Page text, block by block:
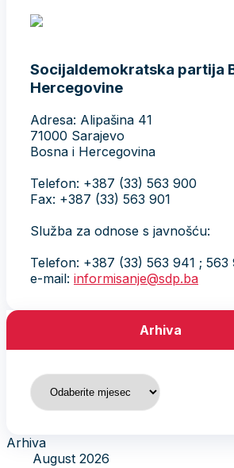
Socijaldemokratska partija
Hercegovine
Adresa: Alipašina 41
71000 Sarajevo
Bosna i Hercegovina
Telefon: +387 (33) 563 900
Fax: +387 (33) 563 901
Služba za odnose s javnošću:
Telefon: +387 (33) 563 941 ; 563
e-mail: informisanje@sdp.ba
Arhiva
Arhiva
Arhiva
August 2026